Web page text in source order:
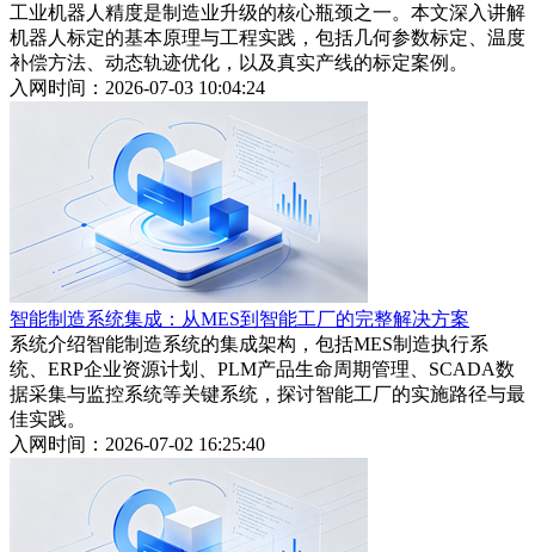
工业机器人精度是制造业升级的核心瓶颈之一。本文深入讲解
机器人标定的基本原理与工程实践，包括几何参数标定、温度
补偿方法、动态轨迹优化，以及真实产线的标定案例。
入网时间：2026-07-03 10:04:24
智能制造系统集成：从MES到智能工厂的完整解决方案
系统介绍智能制造系统的集成架构，包括MES制造执行系
统、ERP企业资源计划、PLM产品生命周期管理、SCADA数
据采集与监控系统等关键系统，探讨智能工厂的实施路径与最
佳实践。
入网时间：2026-07-02 16:25:40